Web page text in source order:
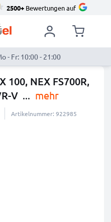
2500+Bewertungen auf
- Fr: 10:00 - 21:00
100, NEX FS700R,
V ... mehr
Artikelnummer: 922985